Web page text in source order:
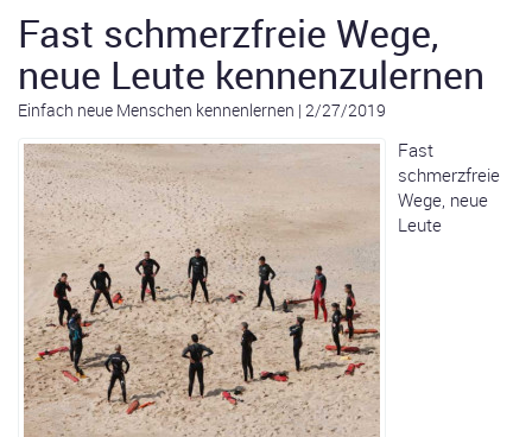
Fast schmerzfreie Wege,
neue Leute kennenzulernen
Einfach neue Menschen kennenlernen | 2/27/2019
Fast
schmerzfreie
Wege, neue
Leute